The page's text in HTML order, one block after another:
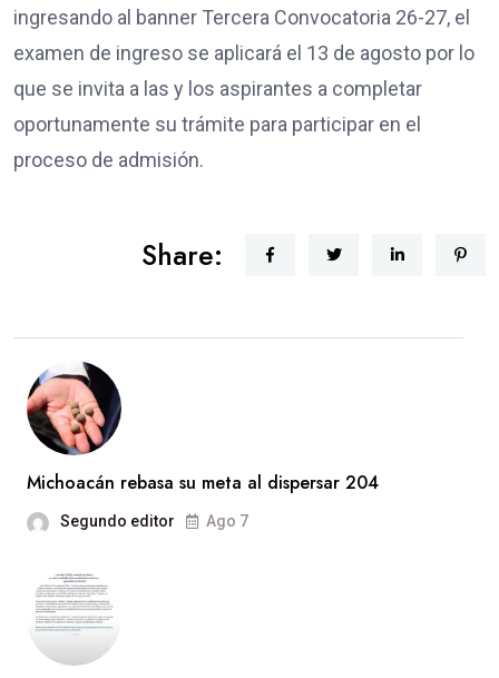
ingresando al banner Tercera Convocatoria 26-27, el
examen de ingreso se aplicará el 13 de agosto por lo
que se invita a las y los aspirantes a completar
oportunamente su trámite para participar en el
proceso de admisión.
Share:
Michoacán rebasa su meta al dispersar 204
Segundo editor Ago 7